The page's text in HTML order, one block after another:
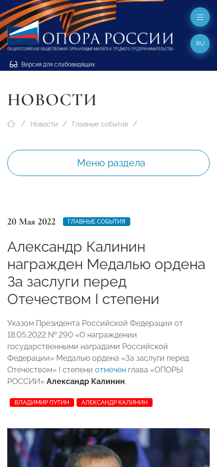
Версия для слабовидящих
RU
НОВОСТИ
Новости Главные события
Меню раздела
20 Мая 2022 ГЛАВНЫЕ СОБЫТИЯ
Александр Калинин
награжден Медалью ордена
За заслуги перед
Отечеством I степени
Указом Президента Российской Федерации от
18.05.2022 № 290 «О награждении
государственными наградами Российской
Федерации» Медалью ордена «За заслуги перед
Отечеством» I степени отмечен глава «ОПОРЫ
РОССИИ» Александр Калинин.
ВЛАДИМИР ПУТИН АЛЕКСАНДР КАЛИНИН